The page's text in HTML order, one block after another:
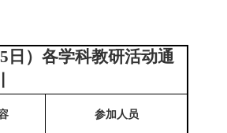
日）各学科教研活动通
参加人员